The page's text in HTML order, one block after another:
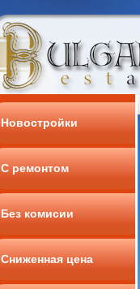
Новостройки
С ремонтом
Без комисии
Сниженная цена